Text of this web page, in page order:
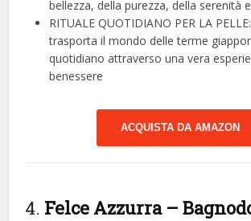
bellezza, della purezza, della serenità
RITUALE QUOTIDIANO PER LA
trasporta il mondo delle terme
quotidiano attraverso una vera
benessere
ACQUISTA DA AMAZON
4. Felce Azzurra –